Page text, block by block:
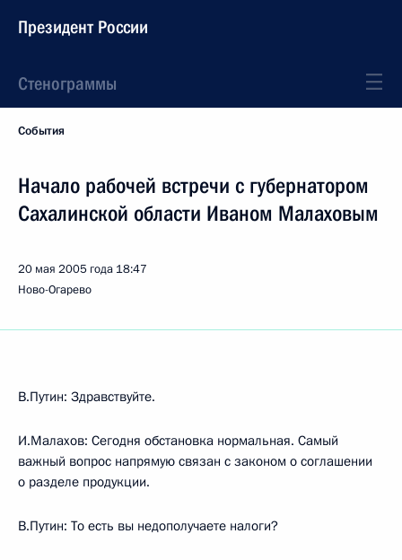
Президент России
Стенограммы
События
Начало рабочей встречи с губернатором
Сахалинской области Иваном Малаховым
20 мая 2005 года 18:47
Ново-Огарево
В.Путин: Здравствуйте.
И.Малахов: Сегодня обстановка нормальная. Самый
важный вопрос напрямую связан с законом о соглашении
о разделе продукции.
В.Путин: То есть вы недополучаете налоги?